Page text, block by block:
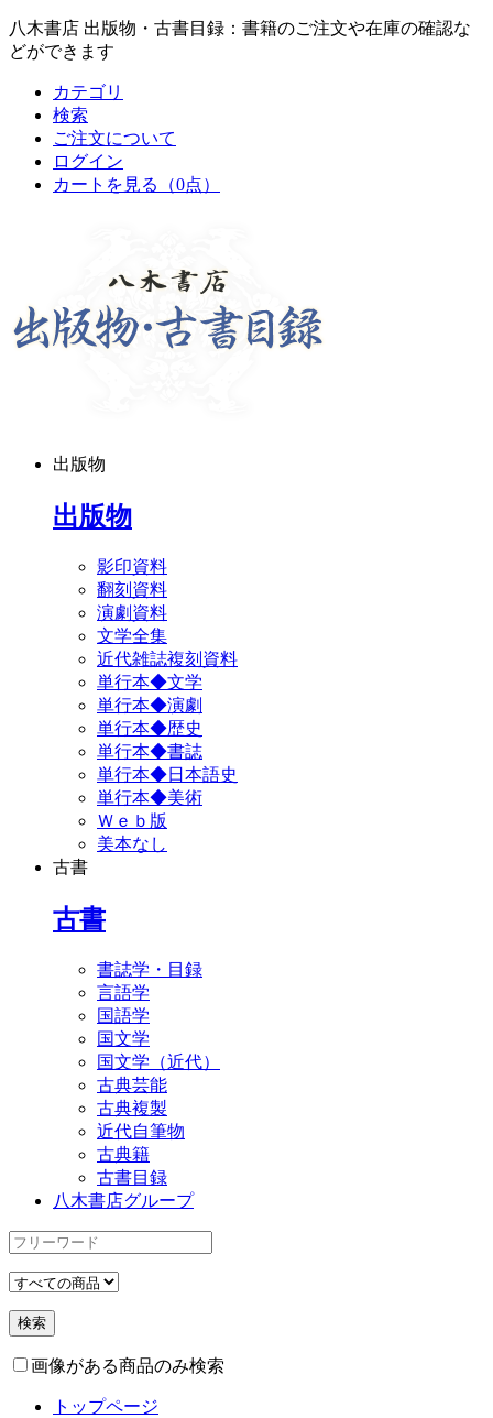
八木書店 出版物・古書目録：書籍のご注文や在庫の確認な
どができます
カテゴリ
検索
ご注文について
ログイン
カートを見る
（0点）
出版物
出版物
影印資料
翻刻資料
演劇資料
文学全集
近代雑誌複刻資料
単行本◆文学
単行本◆演劇
単行本◆歴史
単行本◆書誌
単行本◆日本語史
単行本◆美術
Ｗｅｂ版
美本なし
古書
古書
書誌学・目録
言語学
国語学
国文学
国文学（近代）
古典芸能
古典複製
近代自筆物
古典籍
古書目録
八木書店グループ
画像がある商品のみ検索
トップページ